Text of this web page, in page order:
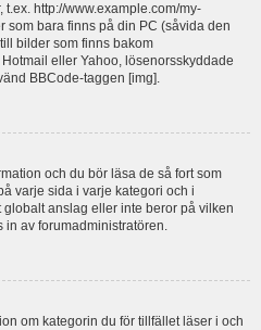
http://www.example.com/my-
som bara finns på din PC (såvida den
bilder som finns bakom
eller Yahoo, lösenorsskyddade
BBCode-taggen [img].
och du bör läsa de så fort som
varje sida i varje kategori och i
anslag eller inte beror på vilken
in av forumadministratören.
om kategorin du för tillfället läser i och